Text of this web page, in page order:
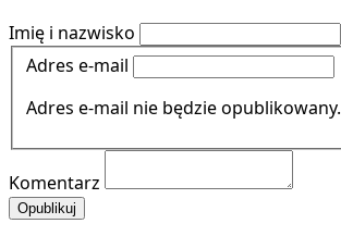
Imię i nazwisko
Adres e-mail
Adres e-mail nie będzie opublikowany.
Komentarz
Opublikuj